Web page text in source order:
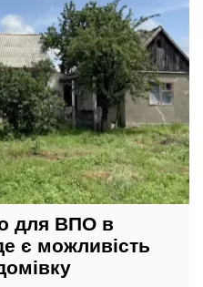
для ВПО в
є можливість